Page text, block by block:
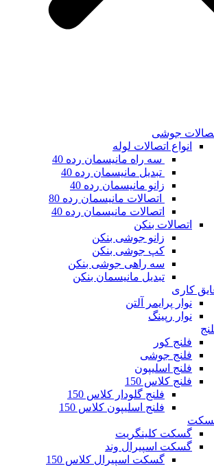
جوشی
انواع اتصالات لوله
سه راه مانیسمان رده 40
تبدیل مانیسمان رده 40
زانو مانیسمان رده 40
اتصالات مانیسمان رده 80
اتصالات مانیسمان رده 40
اتصالات بنکن
زانو جوشی بنکن
کپ جوشی بنکن
سه راهی جوشی بنکن
تبدیل مانیسمان بنکن
کاری
نوار پرایمر آلتن
نوار رپینگ
فلنج کور
فلنج جوشی
فلنج اسلیپون
فلنج کلاس 150
فلنج گلودار کلاس 150
فلنج اسلیپون کلاس 150
گسکت کلینگریت
گسکت اسپیرال وند
گسکت اسپیرال کلاس 150